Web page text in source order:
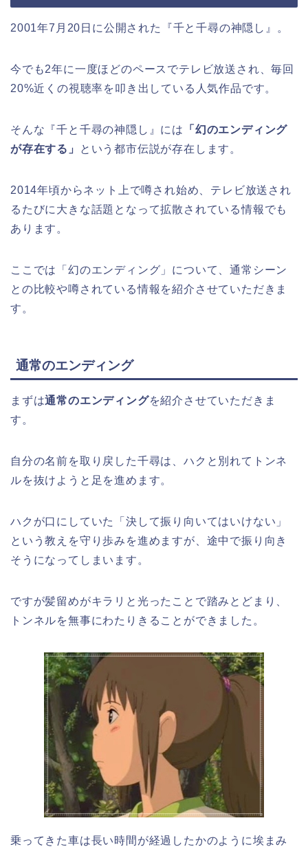
2001年7月20日に公開された『千と千尋の神隠し』。
今でも2年に一度ほどのペースでテレビ放送され、毎回
20%近くの視聴率を叩き出している人気作品です。
そんな『千と千尋の神隠し』には
「幻のエンディング
が存在する」
という都市伝説が存在します。
2014年頃からネット上で噂され始め、テレビ放送され
るたびに大きな話題となって拡散されている情報でも
あります。
ここでは「幻のエンディング」について、通常シーン
との比較や噂されている情報を紹介させていただきま
す。
通常のエンディング
まずは通常のエンディングを紹介させていただきま
す。
自分の名前を取り戻した千尋は、ハクと別れてトンネ
ルを抜けようと足を進めます。
ハクが口にしていた「決して振り向いてはいけない」
という教えを守り歩みを進めますが、途中で振り向き
そうになってしまいます。
ですが髪留めがキラリと光ったことで踏みとどまり、
トンネルを無事にわたりきることができました。
乗ってきた車は長い時間が経過したかのように埃まみ